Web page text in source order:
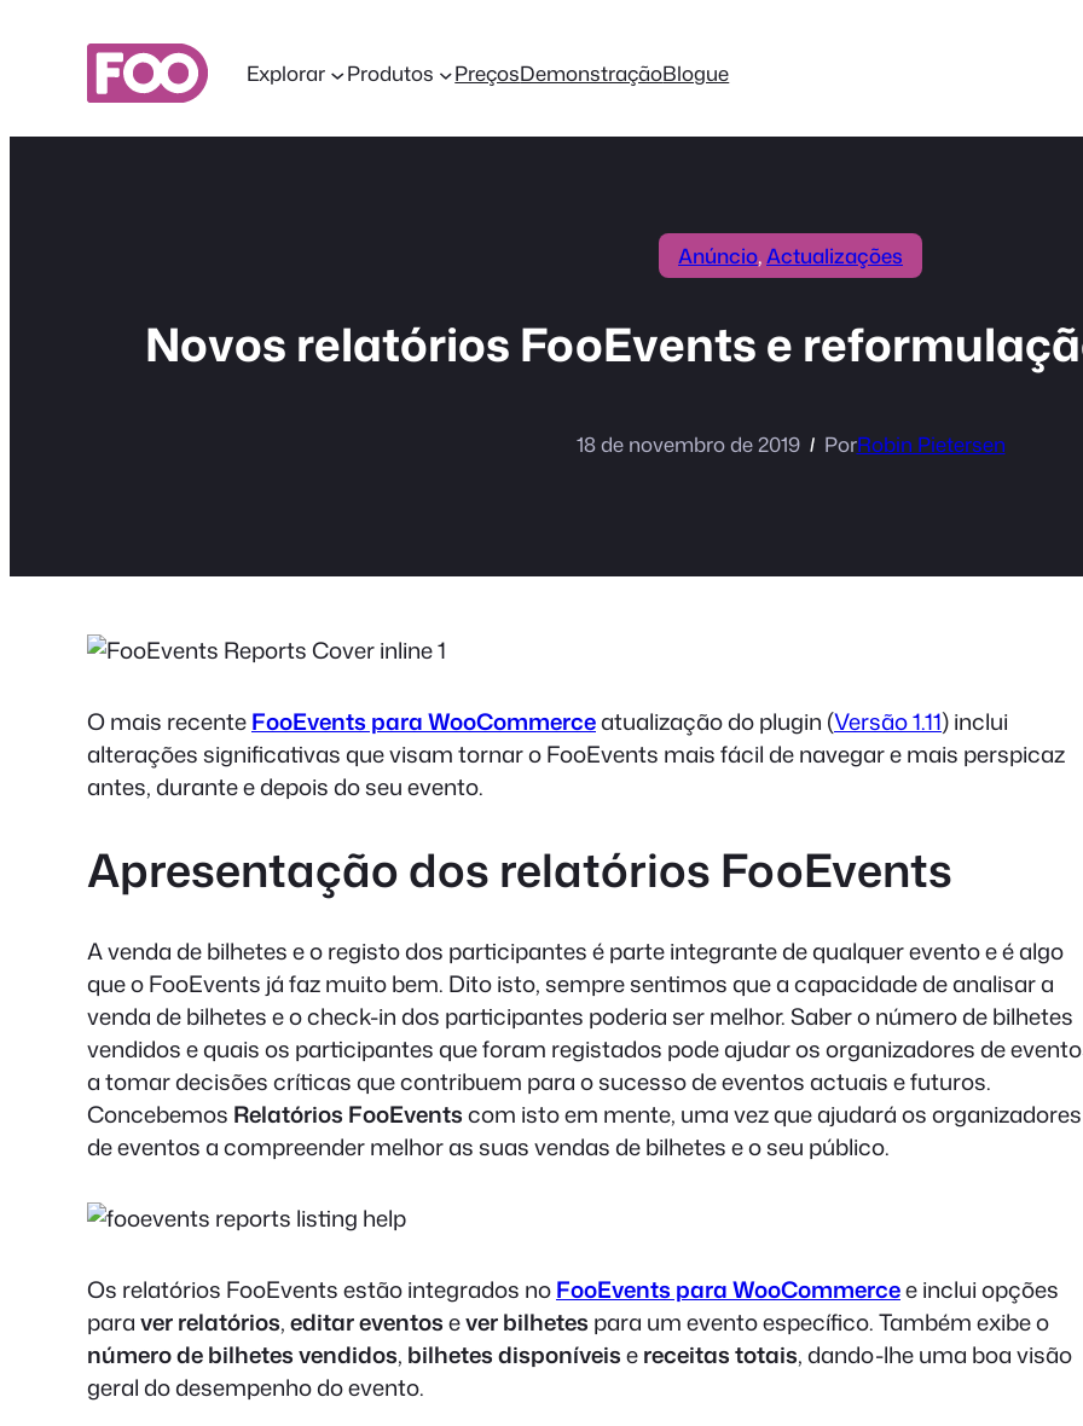
Explorar Produtos PreçosDemonstraçãoBlogue
Anúncio, Actualizações
Novos relatórios FooEvents e
18 de novembro de 2019 PorRobin Pietersen
O mais recenteFooEvents para WooCommerceatualização do plugin (Versão 1.11) inclui
alterações significativas que visam tornar o FooEvents mais fácil de navegar e mais perspicaz
antes, durante e depois do seu evento.
Apresentação dos relatórios FooEvents
A venda de bilhetes e o registo dos participantes é parte integrante de qualquer evento e é algo
que o FooEvents já faz muito bem. Dito isto, sempre sentimos que a capacidade de analisar a
venda de bilhetes e o check-in dos participantes poderia ser melhor. Saber o número de bilhetes
vendidos e quais os participantes que foram registados pode ajudar os organizadores de
a tomar decisões críticas que contribuem para o sucesso de eventos actuais e futuros.
Concebemos Relatórios FooEventscom isto em mente, uma vez que ajudará os organizadores
de eventos a compreender melhor as suas vendas de bilhetes e o seu público.
Os relatórios FooEvents estão integrados noFooEvents para WooCommercee inclui opções
paraver relatórios,editar eventosever bilhetes para um evento específico. Também exibe o
número de bilhetes vendidos, bilhetes disponíveisereceitas totais, dando-lhe uma boa visão
geral do desempenho do evento.